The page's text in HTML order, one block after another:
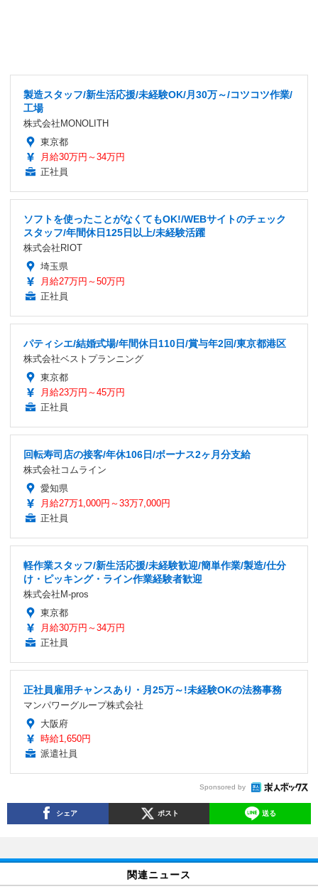
製造スタッフ/新生活応援/未経験OK/月30万～/コツコツ作業/
工場
株式会社MONOLITH
東京都
月給30万円～34万円
正社員
ソフトを使ったことがなくてもOK!/WEBサイトのチェック
スタッフ/年間休日125日以上/未経験活躍
株式会社RIOT
埼玉県
月給27万円～50万円
正社員
パティシエ/結婚式場/年間休日110日/賞与年2回/東京都港区
株式会社ベストプランニング
東京都
月給23万円～45万円
正社員
回転寿司店の接客/年休106日/ボーナス2ヶ月分支給
株式会社コムライン
愛知県
月給27万1,000円～33万7,000円
正社員
軽作業スタッフ/新生活応援/未経験歓迎/簡単作業/製造/仕分
け・ピッキング・ライン作業経験者歓迎
株式会社M-pros
東京都
月給30万円～34万円
正社員
正社員雇用チャンスあり・月25万～!未経験OKの法務事務
マンパワーグループ株式会社
大阪府
時給1,650円
派遣社員
Sponsored by
シェア ポスト 送る
関連ニュース